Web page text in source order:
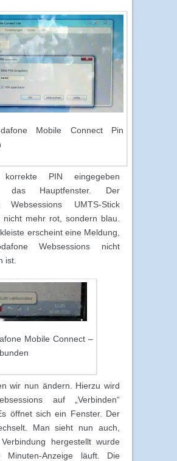
Mobile Connect Pin
PIN eingegeben
das Hauptfenster. Der
Websessions UMTS-Stick
nicht mehr rot, sondern blau.
erscheint eine Meldung,
Websessions nicht
ist.
Mobile Connect –
wir nun ändern. Hierzu wird
auf „Verbinden“
öffnet sich ein Fenster. Der
Man sieht nun auch,
hergestellt wurde
Minuten-Anzeige läuft. Die